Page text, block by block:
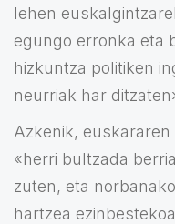
lehen
egungo erronka eta
hizkuntza politiken
neurriak har
Azkenik,
«herri bultzada
zuten, eta
hartzea